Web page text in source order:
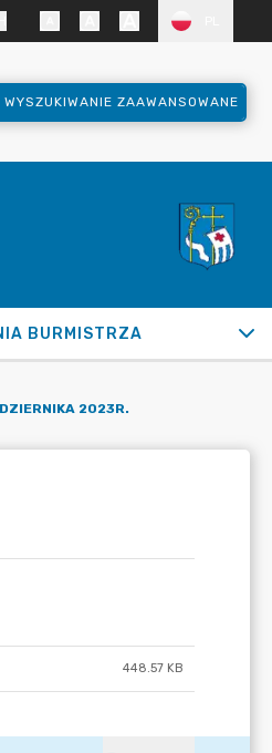
WYSZUKIWANIE ZAAWANSOWANE
BURMISTRZA
2023R.
448.57 KB